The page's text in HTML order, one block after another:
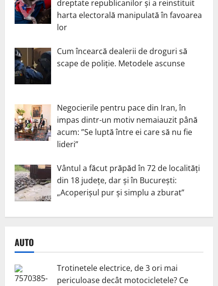
dreptate republicanilor și a reinstituit
harta electorală manipulată în favoarea
lor
Cum încearcă dealerii de droguri să
scape de poliție. Metodele ascunse
Negocierile pentru pace din Iran, în
impas dintr-un motiv nemaiauzit până
acum: ”Se luptă între ei care să nu fie
lideri”
Vântul a făcut prăpăd în 72 de localități
din 18 județe, dar și în București:
„Acoperișul pur și simplu a zburat”
AUTO
Trotinetele electrice, de 3 ori mai
periculoase decât motocicletele? Ce